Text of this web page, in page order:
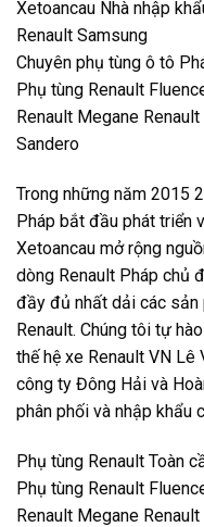
Xetoancau Nhà nhập
Renault Samsung
Chuyên phụ tùng ô tô
Phụ tùng Renault
Renault Megane
Sandero
Trong những năm 2015
Pháp bắt đầu phát triển
Xetoancau mở rộng
dòng Renault Pháp chủ
đầy đủ nhất dải các sản
Renault. Chúng tôi tự
thế hệ xe Renault VN
công ty Đông Hải và
phân phối và nhập khẩu
Phụ tùng Renault Toàn
Phụ tùng Renault
Renault Megane